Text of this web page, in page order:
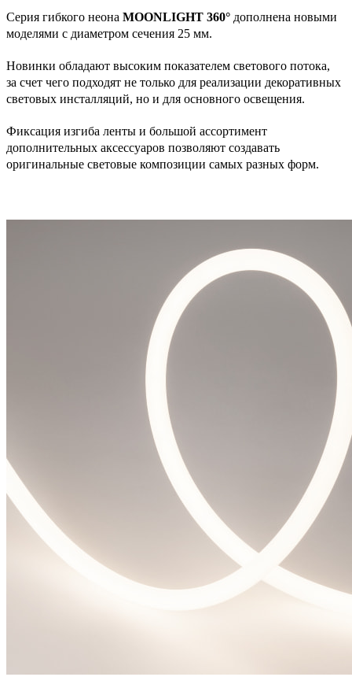
Серия гибкого неона MOONLIGHT 360° дополнена новыми
моделями с диаметром сечения 25 мм.
Новинки обладают высоким показателем светового потока,
за счет чего подходят не только для реализации декоративных
световых инсталляций, но и для основного освещения.
Фиксация изгиба ленты и большой ассортимент
дополнительных аксессуаров позволяют создавать
оригинальные световые композиции самых разных форм.